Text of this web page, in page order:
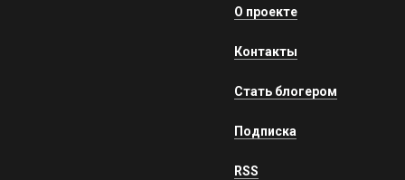
О проекте
Контакты
Стать блогером
Подписка
RSS